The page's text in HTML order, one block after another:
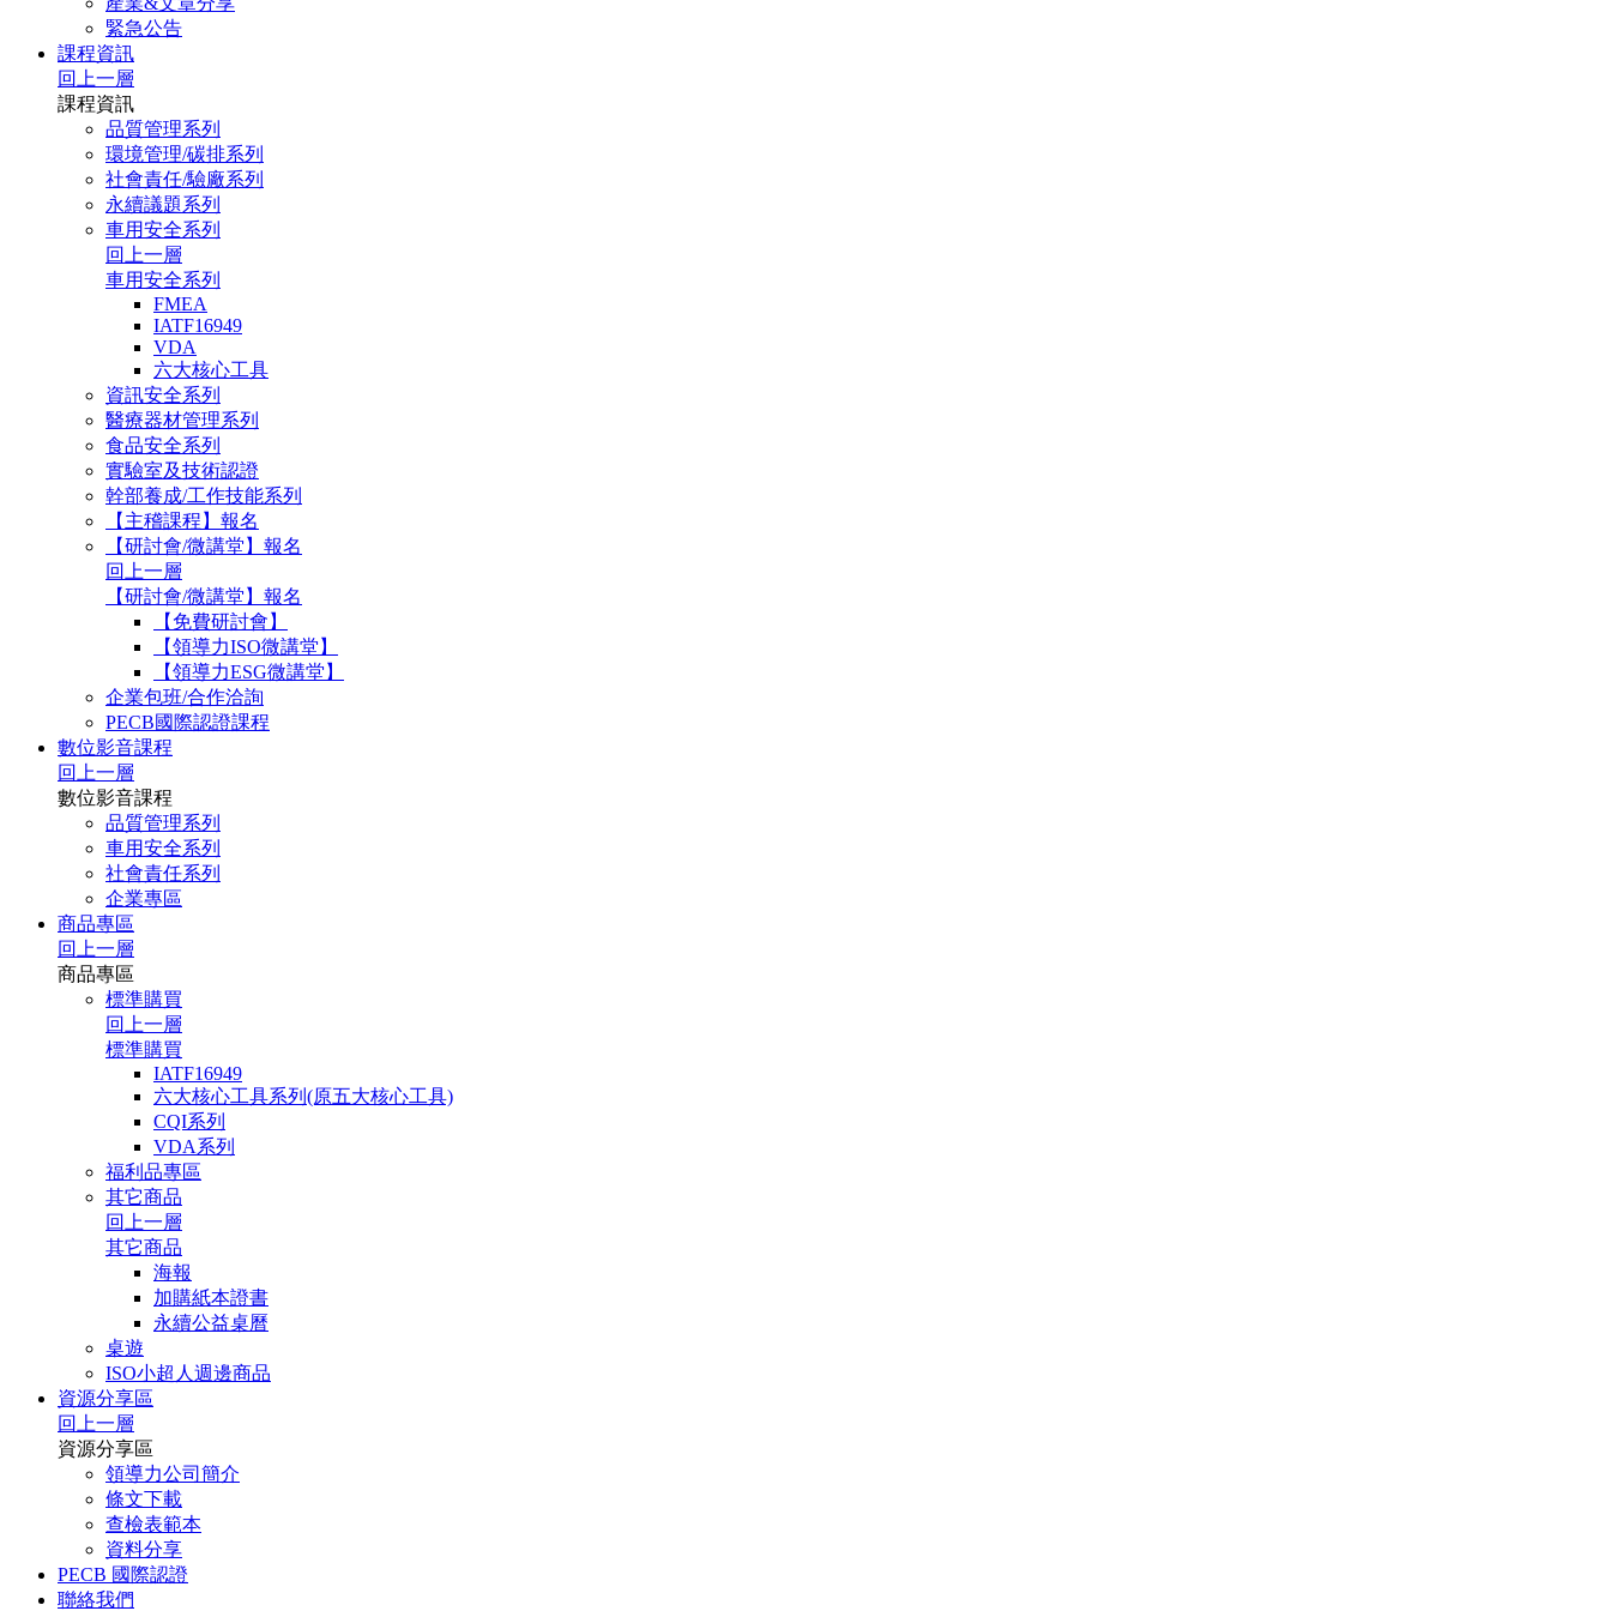
緊急公告
課程資訊
回上一層
課程資訊
品質管理系列
環境管理/碳排系列
社會責任/驗廠系列
永續議題系列
車用安全系列
回上一層
車用安全系列
FMEA
IATF16949
VDA
六大核心工具
資訊安全系列
醫療器材管理系列
食品安全系列
實驗室及技術認證
幹部養成/工作技能系列
【主稽課程】報名
【研討會/微講堂】報名
回上一層
【研討會/微講堂】報名
【免費研討會】
【領導力ISO微講堂】
【領導力ESG微講堂】
企業包班/合作洽詢
PECB國際認證課程
數位影音課程
回上一層
數位影音課程
品質管理系列
車用安全系列
社會責任系列
企業專區
商品專區
回上一層
商品專區
標準購買
回上一層
標準購買
IATF16949
六大核心工具系列(原五大核心工具)
CQI系列
VDA系列
福利品專區
其它商品
回上一層
其它商品
海報
加購紙本證書
永續公益桌曆
桌遊
ISO小超人週邊商品
資源分享區
回上一層
資源分享區
領導力公司簡介
條文下載
查檢表範本
資料分享
PECB 國際認證
聯絡我們